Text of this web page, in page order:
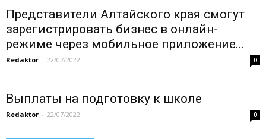
Представители Алтайского края смогут
зарегистрировать бизнес в онлайн-
режиме через мобильное приложение...
Redaktor - 22/07/2022 0
Выплаты на подготовку к школе
Redaktor - 22/07/2022 0